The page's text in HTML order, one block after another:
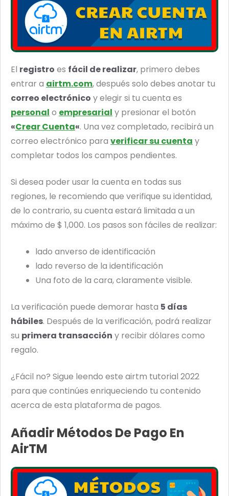
El registro es fácil de realizar, primero debes
entrar a airtm.com, después solo debes anotar tu
correo electrónico y elegir si tu cuenta es
personal o empresarial y presionar el botón
«Crear Cuenta«. Una vez completado, recibirá un
correo electrónico para verificar su cuenta y
completar todos los campos pendientes.
Si desea poder usar la cuenta en todas sus
regiones, le recomiendo que verifique su identidad,
de lo contrario, su cuenta estará limitada a un
máximo de $ 1,000. Los pasos son fáciles de realizar:
lado anverso de identificación
lado reverso de la identificación
Una foto de la cara, claramente visible.
La verificación puede demorar hasta 5 días
hábiles. Después de la verificación, podrá realizar
su primera transacción y recibir dólares como
regalo.
¿Fácil no? Sigue leendo este airtm tutorial 2022
para que continúes enriqueciendo tu contenido
acerca de esta plataforma de pagos.
Añadir Métodos De Pago En
AirTM